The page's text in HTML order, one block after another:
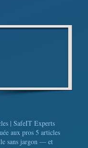
| SafeIT Experts
aux pros 5 articles
sans jargon — et